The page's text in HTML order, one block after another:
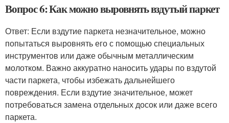
Вопрос 6: Как можно выровнять вздутый паркет
Ответ: Если вздутие паркета незначительное, можно
попытаться выровнять его с помощью специальных
инструментов или даже обычным металлическим
молотком. Важно аккуратно наносить удары по вздутой
части паркета, чтобы избежать дальнейшего
повреждения. Если вздутие значительное, может
потребоваться замена отдельных досок или даже всего
паркета.